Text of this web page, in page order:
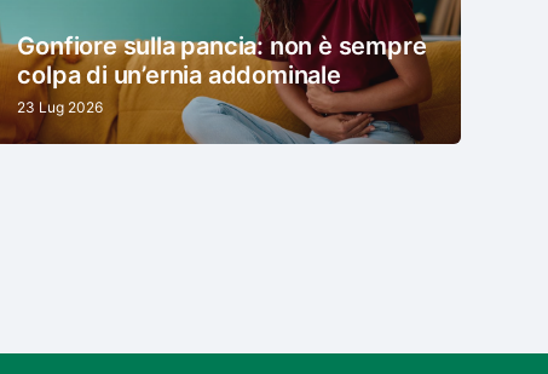
Gonfiore sulla pancia: non è sempre
colpa di un’ernia addominale
23 Lug 2026